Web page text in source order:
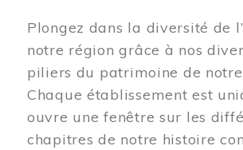
Plongez dans la diversité de
notre région grâce à nos
piliers du patrimoine de
Chaque établissement est
ouvre une fenêtre sur les
chapitres de notre histoire